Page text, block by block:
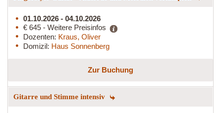
01.10.2026 - 04.10.2026
€ 645 - Weitere Preisinfos
Dozenten: Kraus, Oliver
Domizil: Haus Sonnenberg
Zur Buchung
Gitarre und Stimme intensiv